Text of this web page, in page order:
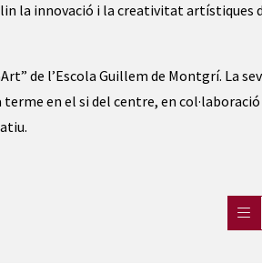
la innovació i la creativitat artístiques
de l’Escola Guillem de Montgrí. La
en el si del centre, en